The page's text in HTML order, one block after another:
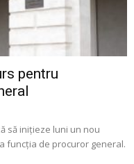
pentru
să inițieze luni un nou
funcția de procuror general.